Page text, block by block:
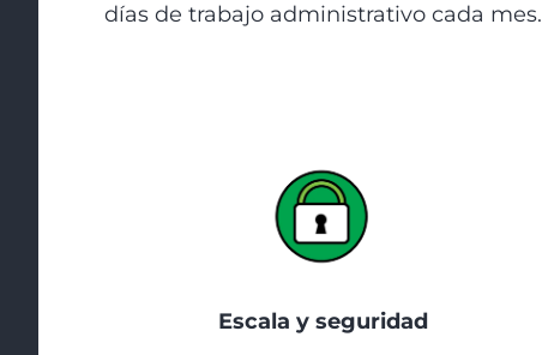
días de trabajo administrativo cada mes.
Escala y seguridad